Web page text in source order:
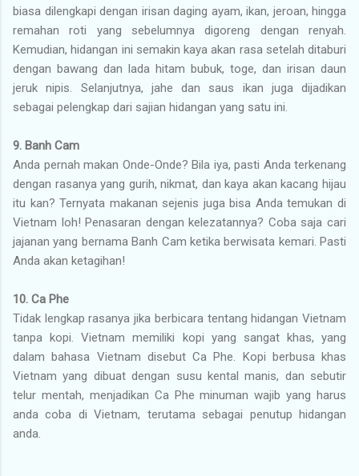
biasa dilengkapi dengan irisan daging ayam, ikan, jeroan, hingga
remahan roti yang sebelumnya digoreng dengan renyah.
Kemudian, hidangan ini semakin kaya akan rasa setelah ditaburi
dengan bawang dan lada hitam bubuk, toge, dan irisan daun
jeruk nipis. Selanjutnya, jahe dan saus ikan juga dijadikan
sebagai pelengkap dari sajian hidangan yang satu ini.
9. Banh Cam
Anda pernah makan Onde-Onde? Bila iya, pasti Anda terkenang
dengan rasanya yang gurih, nikmat, dan kaya akan kacang hijau
itu kan? Ternyata makanan sejenis juga bisa Anda temukan di
Vietnam loh! Penasaran dengan kelezatannya? Coba saja cari
jajanan yang bernama Banh Cam ketika berwisata kemari. Pasti
Anda akan ketagihan!
10. Ca Phe
Tidak lengkap rasanya jika berbicara tentang hidangan Vietnam
tanpa kopi. Vietnam memiliki kopi yang sangat khas, yang
dalam bahasa Vietnam disebut Ca Phe. Kopi berbusa khas
Vietnam yang dibuat dengan susu kental manis, dan sebutir
telur mentah, menjadikan Ca Phe minuman wajib yang harus
anda coba di Vietnam, terutama sebagai penutup hidangan
anda.